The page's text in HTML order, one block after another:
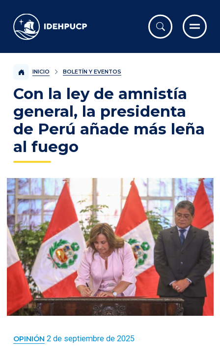
IDEHPUCP
INICIO BOLETÍN Y EVENTOS
Con la ley de amnistía
general, la presidenta
de Perú añade más leña
al fuego
OPINIÓN 2 de septiembre de 2025